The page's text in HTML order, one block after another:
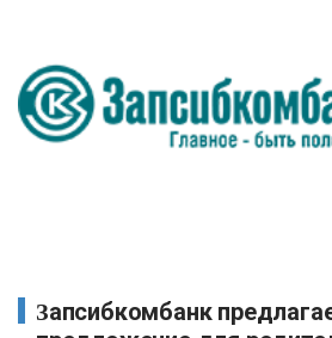
Запсибкомбанк предлагает специальное